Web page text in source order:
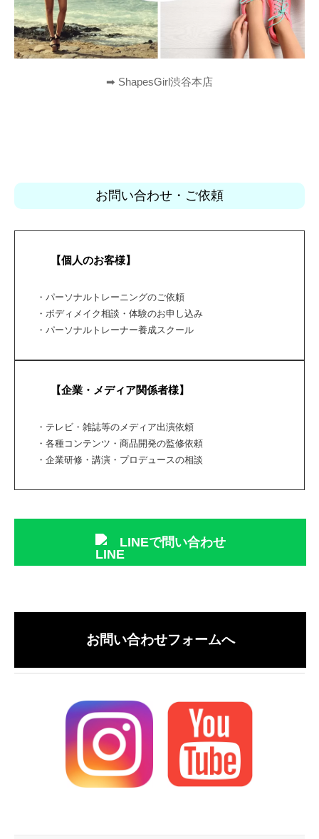
➡︎ ShapesGirl渋谷本店
お問い合わせ・ご依頼
【個人のお客様】
・パーソナルトレーニングのご依頼
・ボディメイク相談・体験のお申し込み
・パーソナルトレーナー養成スクール
【企業・メディア関係者様】
・テレビ・雑誌等のメディア出演依頼
・各種コンテンツ・商品開発の監修依頼
・企業研修・講演・プロデュースの相談
LINEで問い合わせ
お問い合わせフォームへ